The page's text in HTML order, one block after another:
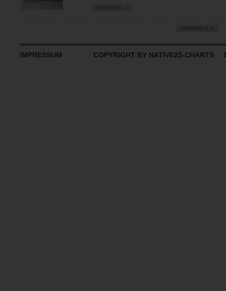
IMPRESSUM COPYRIGHT BY NATIVE25-CHARTS